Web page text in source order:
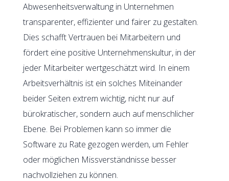
Abwesenheitsverwaltung in Unternehmen
transparenter, effizienter und fairer zu gestalten.
Dies schafft Vertrauen bei Mitarbeitern und
fördert eine positive Unternehmenskultur, in der
jeder Mitarbeiter wertgeschätzt wird. In einem
Arbeitsverhältnis ist ein solches Miteinander
beider Seiten extrem wichtig, nicht nur auf
bürokratischer, sondern auch auf menschlicher
Ebene. Bei Problemen kann so immer die
Software zu Rate gezogen werden, um Fehler
oder möglichen Missverständnisse besser
nachvollziehen zu können.